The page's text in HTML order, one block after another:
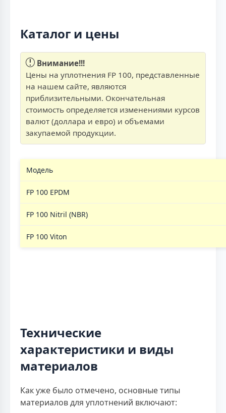
Каталог и цены
Внимание!!!
Цены на уплотнения FP 100, представленные
на нашем сайте, являются
приблизительными. Окончательная
стоимость определяется изменениями курсов
валют (доллара и евро) и объемами
закупаемой продукции.
Модель
FP 100 EPDM
FP 100 Nitril (NBR)
FP 100 Viton
Технические
характеристики и виды
материалов
Как уже было отмечено, основные типы
материалов для уплотнений включают: